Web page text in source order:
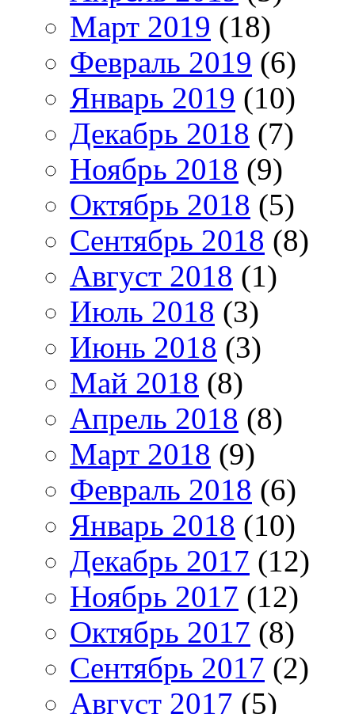
Март 2019 (18)
Февраль 2019 (6)
Январь 2019 (10)
Декабрь 2018 (7)
Ноябрь 2018 (9)
Октябрь 2018 (5)
Сентябрь 2018 (8)
Август 2018 (1)
Июль 2018 (3)
Июнь 2018 (3)
Май 2018 (8)
Апрель 2018 (8)
Март 2018 (9)
Февраль 2018 (6)
Январь 2018 (10)
Декабрь 2017 (12)
Ноябрь 2017 (12)
Октябрь 2017 (8)
Сентябрь 2017 (2)
Август 2017 (5)